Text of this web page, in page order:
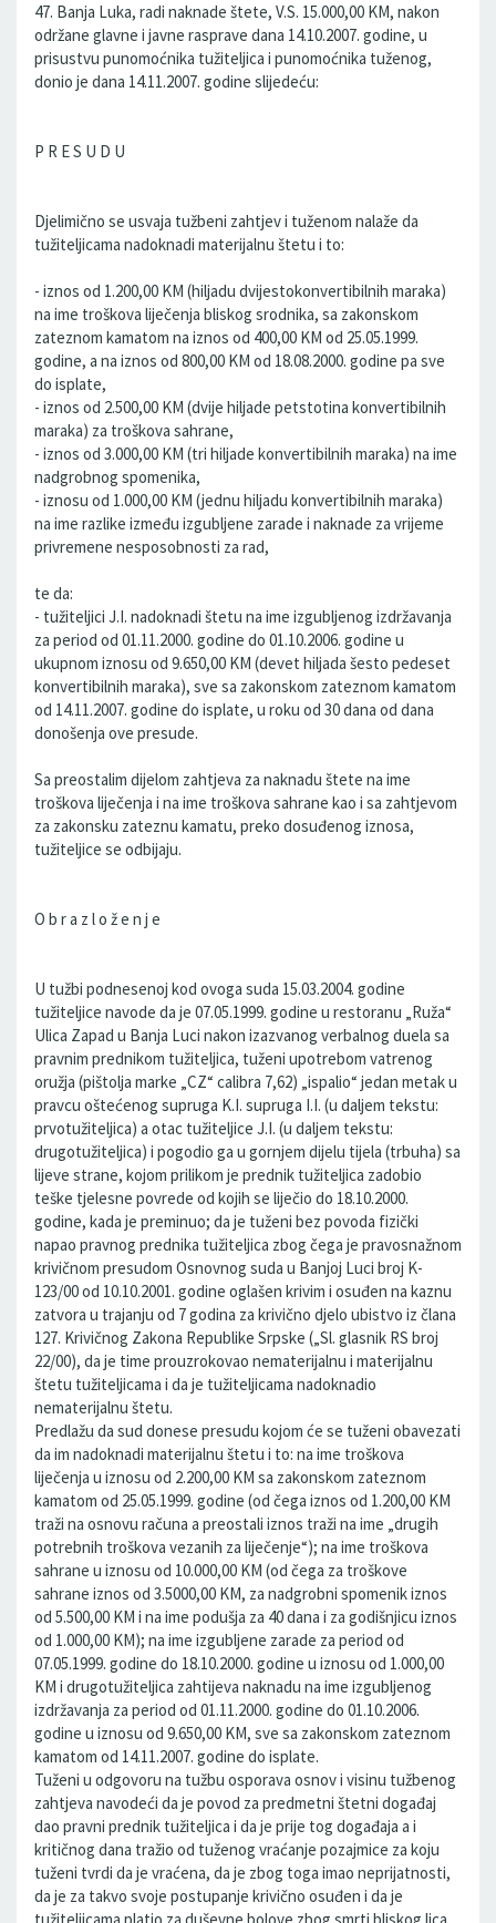
47. Banja Luka, radi naknade štete, V.S. 15.000,00 KM, nakon
održane glavne i javne rasprave dana 14.10.2007. godine, u
prisustvu punomoćnika tužiteljica i punomoćnika tuženog,
donio je dana 14.11.2007. godine slijedeću:
P R E S U D U
Djelimično se usvaja tužbeni zahtjev i tuženom nalaže da
tužiteljicama nadoknadi materijalnu štetu i to:
- iznos od 1.200,00 KM (hiljadu dvijestokonvertibilnih maraka)
na ime troškova liječenja bliskog srodnika, sa zakonskom
zateznom kamatom na iznos od 400,00 KM od 25.05.1999.
godine, a na iznos od 800,00 KM od 18.08.2000. godine pa sve
do isplate,
- iznos od 2.500,00 KM (dvije hiljade petstotina konvertibilnih
maraka) za troškova sahrane,
- iznos od 3.000,00 KM (tri hiljade konvertibilnih maraka) na ime
nadgrobnog spomenika,
- iznosu od 1.000,00 KM (jednu hiljadu konvertibilnih maraka)
na ime razlike između izgubljene zarade i naknade za vrijeme
privremene nesposobnosti za rad,
te da:
- tužiteljici J.I. nadoknadi štetu na ime izgubljenog izdržavanja
za period od 01.11.2000. godine do 01.10.2006. godine u
ukupnom iznosu od 9.650,00 KM (devet hiljada šesto pedeset
konvertibilnih maraka), sve sa zakonskom zateznom kamatom
od 14.11.2007. godine do isplate, u roku od 30 dana od dana
donošenja ove presude.
Sa preostalim dijelom zahtjeva za naknadu štete na ime
troškova liječenja i na ime troškova sahrane kao i sa zahtjevom
za zakonsku zateznu kamatu, preko dosuđenog iznosa,
tužiteljice se odbijaju.
O b r a z l o ž e n j e
U tužbi podnesenoj kod ovoga suda 15.03.2004. godine
tužiteljice navode da je 07.05.1999. godine u restoranu „Ruža“
Ulica Zapad u Banja Luci nakon izazvanog verbalnog duela sa
pravnim prednikom tužiteljica, tuženi upotrebom vatrenog
oružja (pištolja marke „CZ“ calibra 7,62) „ispalio“ jedan metak u
pravcu oštećenog supruga K.I. supruga I.I. (u daljem tekstu:
prvotužiteljica) a otac tužiteljice J.I. (u daljem tekstu:
drugotužiteljica) i pogodio ga u gornjem dijelu tijela (trbuha) sa
lijeve strane, kojom prilikom je prednik tužiteljica zadobio
teške tjelesne povrede od kojih se liječio do 18.10.2000.
godine, kada je preminuo; da je tuženi bez povoda fizički
napao pravnog prednika tužiteljica zbog čega je pravosnažnom
krivičnom presudom Osnovnog suda u Banjoj Luci broj K-
123/00 od 10.10.2001. godine oglašen krivim i osuđen na kaznu
zatvora u trajanju od 7 godina za krivično djelo ubistvo iz člana
127. Krivičnog Zakona Republike Srpske („Sl. glasnik RS broj
22/00), da je time prouzrokovao nematerijalnu i materijalnu
štetu tužiteljicama i da je tužiteljicama nadoknadio
nematerijalnu štetu.
Predlažu da sud donese presudu kojom će se tuženi obavezati
da im nadoknadi materijalnu štetu i to: na ime troškova
liječenja u iznosu od 2.200,00 KM sa zakonskom zateznom
kamatom od 25.05.1999. godine (od čega iznos od 1.200,00 KM
traži na osnovu računa a preostali iznos traži na ime „drugih
potrebnih troškova vezanih za liječenje“); na ime troškova
sahrane u iznosu od 10.000,00 KM (od čega za troškove
sahrane iznos od 3.5000,00 KM, za nadgrobni spomenik iznos
od 5.500,00 KM i na ime podušja za 40 dana i za godišnjicu iznos
od 1.000,00 KM); na ime izgubljene zarade za period od
07.05.1999. godine do 18.10.2000. godine u iznosu od 1.000,00
KM i drugotužiteljica zahtijeva naknadu na ime izgubljenog
izdržavanja za period od 01.11.2000. godine do 01.10.2006.
godine u iznosu od 9.650,00 KM, sve sa zakonskom zateznom
kamatom od 14.11.2007. godine do isplate.
Tuženi u odgovoru na tužbu osporava osnov i visinu tužbenog
zahtjeva navodeći da je povod za predmetni štetni događaj
dao pravni prednik tužiteljica i da je prije tog događaja a i
kritičnog dana tražio od tuženog vraćanje pozajmice za koju
tuženi tvrdi da je vraćena, da je zbog toga imao neprijatnosti,
da je za takvo svoje postupanje krivično osuđen i da je